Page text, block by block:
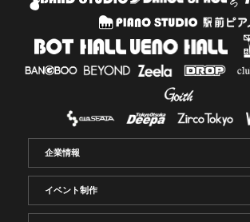
企業情報
イベント制作